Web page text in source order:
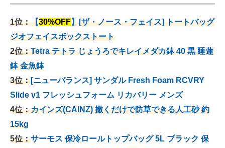
1位：【30%OFF】[ザ・ノース・フェイス] トートバッグ
ジオフェイスボックストート
2位：Tetra テトラ じょうろでキレイメダカ鉢 40 黒 睡蓮
鉢 金魚鉢
3位：[ニューバランス] サンダル Fresh Foam RCVRY
Slide v1 フレッシュフォーム リカバリー メンズ
4位：カインズ(CAINZ) 撒くだけで防草できる人工砂 約
15kg
5位：サーモス 保冷ロールトップバッグ 5L ブラック 保